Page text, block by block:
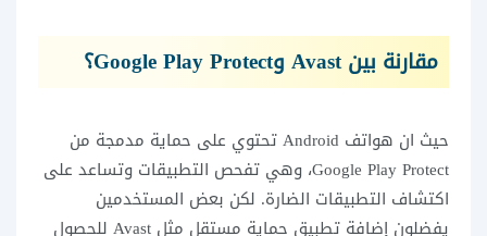
مقارنة بين Avast وGoogle Play Protect؟
حيث ان هواتف Android تحتوي على حماية مدمجة من
Google Play Protect، وهي تفحص التطبيقات وتساعد على
اكتشاف التطبيقات الضارة. لكن بعض المستخدمين
يفضلون إضافة تطبيق حماية مستقل مثل Avast للحصول